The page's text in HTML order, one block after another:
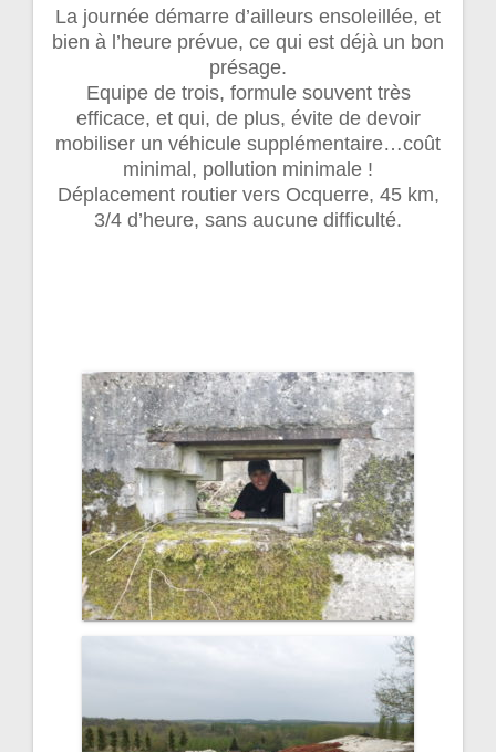
La journée démarre d’ailleurs ensoleillée, et
bien à l’heure prévue, ce qui est déjà un bon
présage.
Equipe de trois, formule souvent très
efficace, et qui, de plus, évite de devoir
mobiliser un véhicule supplémentaire…coût
minimal, pollution minimale !
Déplacement routier vers Ocquerre, 45 km,
3/4 d’heure, sans aucune difficulté.